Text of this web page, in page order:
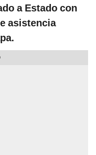
a Estado con
asistencia